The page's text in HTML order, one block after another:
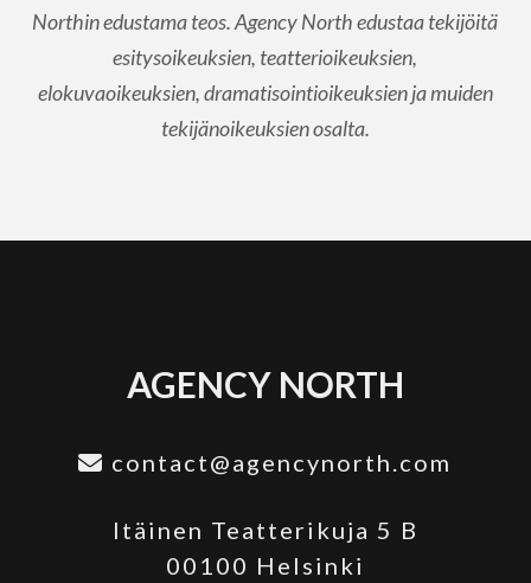
Northin edustama teos. Agency North edustaa tekijöitä
esitysoikeuksien, teatterioikeuksien,
elokuvaoikeuksien, dramatisointioikeuksien ja muiden
tekijänoikeuksien osalta.
AGENCY NORTH
contact@agencynorth.com
Itäinen Teatterikuja 5 B
00100 Helsinki